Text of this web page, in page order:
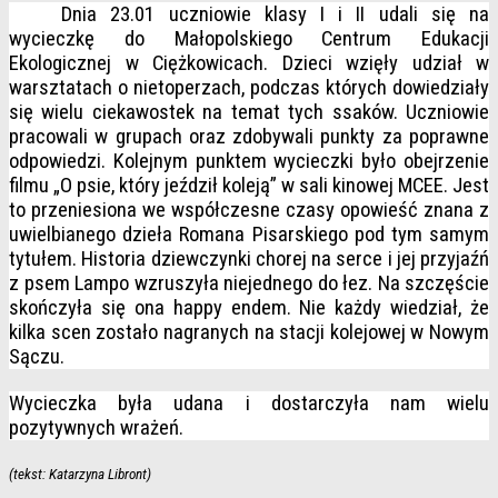
Dnia 23.01 uczniowie klasy I i II udali się na
wycieczkę do Małopolskiego Centrum Edukacji
Ekologicznej w Ciężkowicach. Dzieci wzięły udział w
warsztatach o nietoperzach, podczas których dowiedziały
się wielu ciekawostek na temat tych ssaków. Uczniowie
pracowali w grupach oraz zdobywali punkty za poprawne
odpowiedzi. Kolejnym punktem wycieczki było obejrzenie
filmu „O psie, który jeździł koleją” w sali kinowej MCEE. Jest
to przeniesiona we współczesne czasy opowieść znana z
uwielbianego dzieła Romana Pisarskiego pod tym samym
tytułem. Historia dziewczynki chorej na serce i jej przyjaźń
z psem Lampo wzruszyła niejednego do łez. Na szczęście
skończyła się ona happy endem. Nie każdy wiedział, że
kilka scen zostało nagranych na stacji kolejowej w Nowym
Sączu.
Wycieczka była udana i dostarczyła nam wielu
pozytywnych wrażeń.
(tekst: Katarzyna Libront)